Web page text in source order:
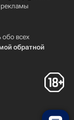
обо всех
обратной